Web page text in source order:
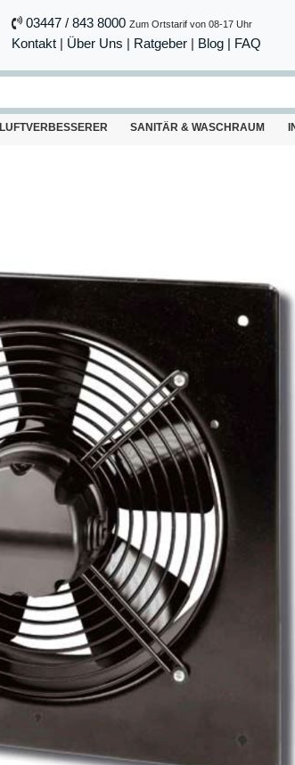
03447 / 843 8000 Zum Ortstarif von 08-17 Uhr
Kontakt| Über Uns | Ratgeber| Blog | FAQ
LUFTVERBESSERER SANITÄR & WASCHRAUM